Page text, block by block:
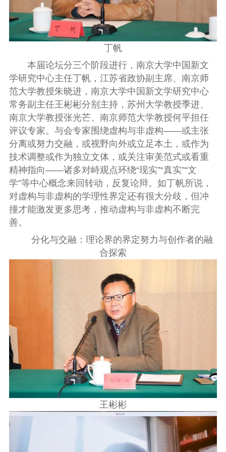
丁帆
本届论坛分三个阶段进行，南京大学中国新文
学研究中心主任丁帆，江苏省政协副主席、南京师
范大学教授朱晓进，南京大学中国新文学研究中心
常务副主任王彬彬分别主持，苏州大学教授季进、
南京大学教授张光芒、南京师范大学教授何平担任
评议专家。与会专家围绕虚构与非虚构——或主张
分离或努力交融，或视野向外或立足本土，或作为
技术调整或作为独立文体，或关注审美范式或看重
精神指向——诸多对峙观点环绕“现实”“真实”“文
学”等中心概念来回转动，反复论辩。如丁帆所说，
对虚构与非虚构的学理性界定还有很大分歧，但冲
撞才能激发更多思考，推动虚构与非虚构不断完
善。
分化与交融：理论界的界定努力与创作者的融
合探索
王彬彬